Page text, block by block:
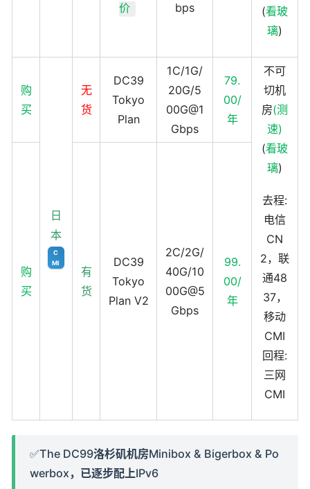
价
bps
(看玻
璃)
购
买
日
本
C
MI
无
货
DC39
Tokyo
Plan
1C/1G/
20G/5
00G@1
Gbps
79.
00/
年
不可
切机
房(测
速)
(看玻
璃)
去程:
电信
CN
2，联
通48
37，
移动
CMI
回程:
三网
CMI
购
买
有
货
DC39
Tokyo
Plan V2
2C/2G/
40G/10
00G@5
Gbps
99.
00/
年
✅The DC99洛杉矶机房Minibox & Bigerbox & Po
werbox，已逐步配上IPv6